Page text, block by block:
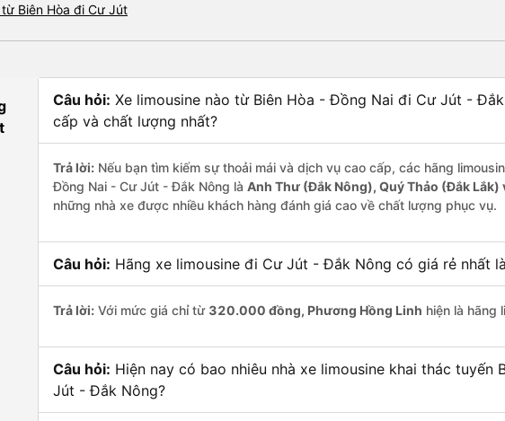
Biên Hòa đi Cư Jút
Câu hỏi: Xe limousine nào từ Biên Hòa - Đồng Nai đi Cư Jút -
cấp và chất lượng nhất?
Trả lời: Nếu bạn tìm kiếm sự thoải mái và dịch vụ cao cấp, các hãng
Đồng Nai - Cư Jút - Đắk Nông là Anh Thư (Đắk Nông), Quý Thảo (Đắk Lắk)
những nhà xe được nhiều khách hàng đánh giá cao về chất lượng phục vụ.
Câu hỏi: Hãng xe limousine đi Cư Jút - Đắk Nông có giá rẻ nhất
Trả lời: Với mức giá chỉ từ 320.000 đồng, Phương Hồng Linh hiện là hãng
Câu hỏi: Hiện nay có bao nhiêu nhà xe limousine khai thác tuyến
Jút - Đắk Nông?